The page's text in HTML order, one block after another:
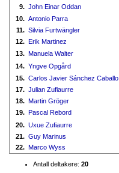
9. John Einar Oddan
10. Antonio Parra
11. Silvia Furtwängler
12. Erik Martinez
13. Manuela Walter
14. Yngve Opgård
15. Carlos Javier Sánchez Caballo
17. Julian Zufiaurre
18. Martin Gröger
19. Pascal Rebord
20. Uxue Zufiaurre
21. Guy Marinus
22. Marco Wyss
Antall deltakere: 20